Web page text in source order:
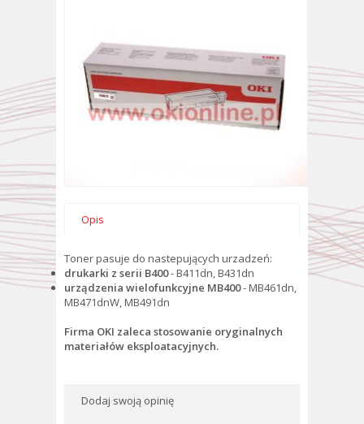
Opis
Toner pasuje do nastepujących urzadzeń:
drukarki z serii B400-B411dn, B431dn
urządzenia wielofunkcyjne MB400-MB461dn,
MB471dnW, MB491dn
Firma OKI zaleca stosowanie oryginalnych
materiałów eksploatacyjnych.
Dodaj swoją opinię